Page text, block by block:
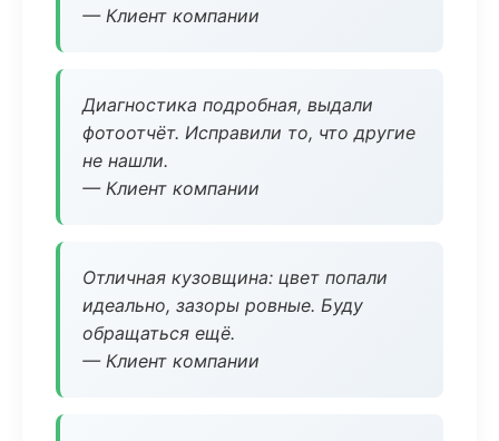
— Клиент компании
Диагностика подробная, выдали
фотоотчёт. Исправили то, что другие
не нашли.
— Клиент компании
Отличная кузовщина: цвет попали
идеально, зазоры ровные. Буду
обращаться ещё.
— Клиент компании